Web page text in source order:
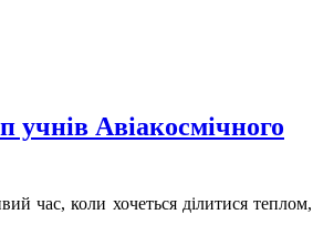
учнів Авіакосмічного
час, коли хочеться ділитися теплом,